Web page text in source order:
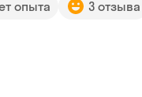
опыта 3 отзыва